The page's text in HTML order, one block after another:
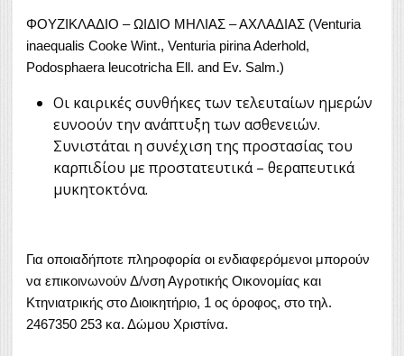
ΦΟΥΖΙΚΛΑΔΙΟ – ΩΙΔΙΟ ΜΗΛΙΑΣ – ΑΧΛΑΔΙΑΣ (Venturia
inaequalis Cooke Wint., Venturia pirina Aderhold,
Podosphaera leucotricha Ell. and Ev. Salm.)
Οι καιρικές συνθήκες των τελευταίων ημερών
ευνοούν την ανάπτυξη των ασθενειών.
Συνιστάται η συνέχιση της προστασίας του
καρπιδίου με προστατευτικά – θεραπευτικά
μυκητοκτόνα.
Για οποιαδήποτε πληροφορία οι ενδιαφερόμενοι μπορούν
να επικοινωνούν Δ/νση Αγροτικής Οικονομίας και
Κτηνιατρικής στο Διοικητήριο, 1 ος όροφος, στο τηλ.
2467350 253 κα. Δώμου Χριστίνα.